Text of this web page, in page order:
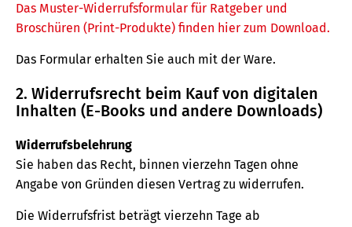
Das Muster-Widerrufsformular für Ratgeber und
Broschüren (Print-Produkte) finden hier zum Download.
Das Formular erhalten Sie auch mit der Ware.
2. Widerrufsrecht beim Kauf von digitalen
Inhalten (E-Books und andere Downloads)
Widerrufsbelehrung
Sie haben das Recht, binnen vierzehn Tagen ohne
Angabe von Gründen diesen Vertrag zu widerrufen.
Die Widerrufsfrist beträgt vierzehn Tage ab